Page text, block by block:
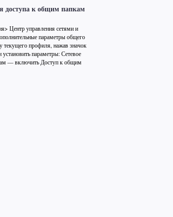
доступа к общим папкам
Центр управления сетями и
параметры общего
текущего профиля, нажав значок
параметры: Сетевое
— включить Доступ к общим